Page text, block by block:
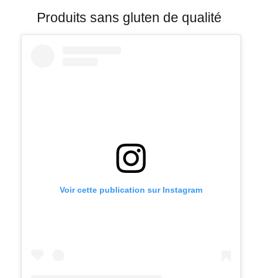
Produits sans gluten de qualité
Voir cette publication sur Instagram